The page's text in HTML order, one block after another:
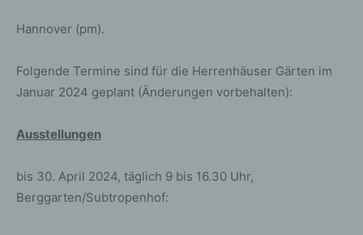
Hannover (pm).
Folgende Termine sind für die Herrenhäuser Gärten im
Januar 2024 geplant (Änderungen vorbehalten):
Ausstellungen
bis 30. April 2024, täglich 9 bis 16.30 Uhr,
Berggarten/Subtropenhof: